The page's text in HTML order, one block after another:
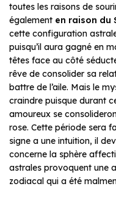
toutes les raisons de
également en raison du
cette configuration
puisqu’il aura gagné en
têtes face au côté
rêve de consolider sa
battre de l’aile. Mais le
craindre puisque durant
amoureux se
rose. Cette période sera
signe a une intuition, il
concerne la sphère
astrales provoquent une
zodiacal qui a été